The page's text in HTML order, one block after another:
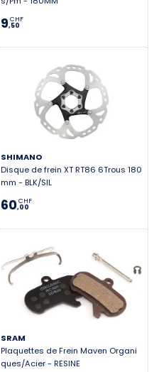
9,50
CHF
SHIMANO
Disque de frein XT RT86 6Trous 180
mm - BLK/SIL
60,00
CHF
SRAM
Plaquettes de Frein Maven Organi
ques/Acier - RESINE